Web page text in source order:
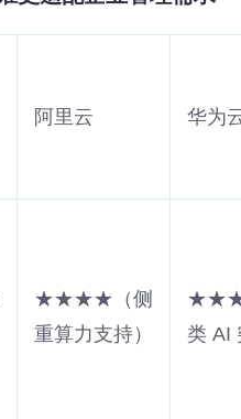
阿里云 华为
★★★★（侧
重算力支持）
类 AI